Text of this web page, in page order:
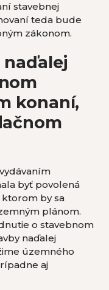
stavebnej
teda bude
zákonom.
naďalej
konaní,
byť povolená
by sa
plánom.
o stavebnom
naďalej
územného
aj